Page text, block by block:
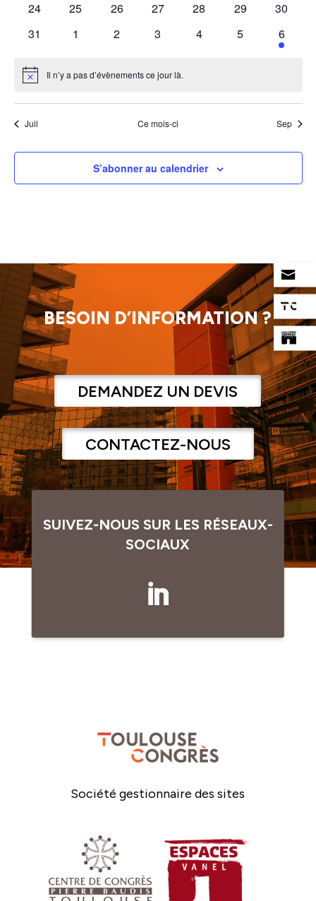
0
24
0
25
0
26
0
27
0
28
0
29
0
30
0
31
0
1
0
2
0
3
0
4
0
évènements
5
1
6
Notice Il n’y a pas d’évènements ce jour là.
Juil Ce mois-ci Sep
S’abonner au calendrier
BESOIN D’INFORMATION ?
DEMANDEZ UN DEVIS
CONTACTEZ-NOUS
SUIVEZ-NOUS SUR LES RÉSEAUX-
SOCIAUX
Société gestionnaire des sites